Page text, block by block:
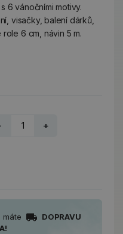
6 vánočními motivy.
visačky, balení dárků,
6 cm, návin 5 m.
+
máte
DOPRAVU